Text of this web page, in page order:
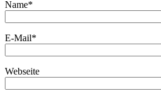
Name*
E-Mail*
Webseite